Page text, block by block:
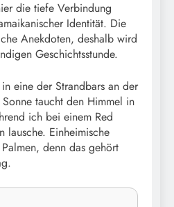
die tiefe Verbindung
Identität. Die
Anekdoten, deshalb wird
Geschichtsstunde.
eine der Strandbars an der
taucht den Himmel in
ich bei einem Red
lausche. Einheimische
denn das gehört